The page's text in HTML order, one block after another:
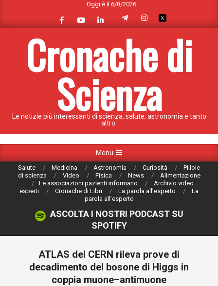
content
Oggi è il 6/8/2026
Cronache di
Scienza
Le notizie più interessanti di scienza, salute, astronomia e tanto
altro.
Navigation
Menu
Salute Medicina Astronomia Curiosità
Pillole
di scienza
Video Fisica News
Alimentazione
Le associazioni pazienti informano
Archivio video
esperti
Cronache di Libri La parola all’esperto
La
parola all’esperto
ASCOLTA I NOSTRI PODCAST SU
SPOTIFY
ATLAS del CERN rileva prove di
decadimento del bosone di Higgs in
coppia muone–antimuone